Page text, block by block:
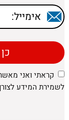
קראתי ואני
לשמירת המידע